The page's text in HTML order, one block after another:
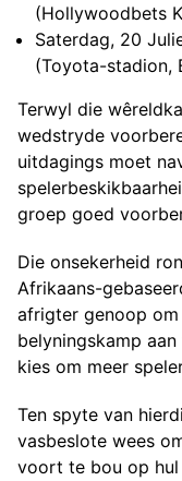
(Hollywoodbets
Saterdag, 20
(Toyota-stadion,
Terwyl die
wedstryde
uitdagings moet
groep goed
Die onsekerheid
Afrikaans-
afrigter genoop
belyningskamp
kies om meer
Ten spyte van
vasbeslote wees
voort te bou op hul